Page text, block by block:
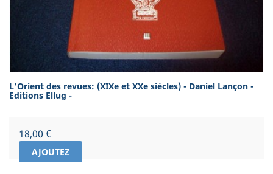
L'Orient des revues: (XIXe et XXe siècles) - Daniel Lançon -
Editions Ellug -
Prix
18,00 €
AJOUTEZ